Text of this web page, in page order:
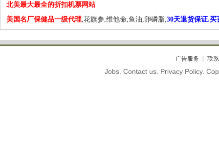
北美最大最全的折扣机票网站
美国名厂保健品一级代理,花旗参,维他命,鱼油,卵磷脂,30天退货保证.买
广告服务 联
Jobs. Contact us. Privacy Policy.